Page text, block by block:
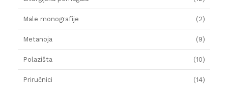
Male monografije (2)
Metanoja (9)
Polazišta (10)
Priručnici (14)